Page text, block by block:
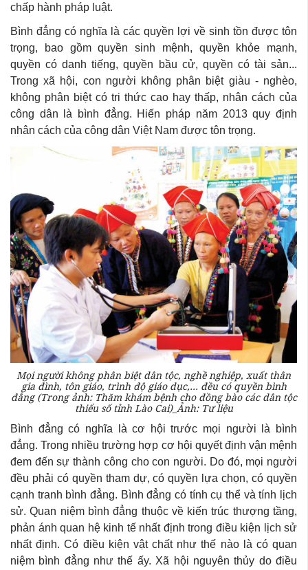
chấp hành pháp luật.
Bình đẳng có nghĩa là các quyền lợi về sinh tồn được tôn
trọng, bao gồm quyền sinh mệnh, quyền khỏe mạnh,
quyền có danh tiếng, quyền bầu cử, quyền có tài sản...
Trong xã hội, con người không phân biệt giàu - nghèo,
không phân biệt có tri thức cao hay thấp, nhân cách của
công dân là bình đẳng. Hiến pháp năm 2013 quy định
nhân cách của công dân Việt Nam được tôn trọng.
Mọi người không phân biệt dân tộc, nghề nghiệp, xuất thân
gia đình, tôn giáo, trình độ giáo dục,… đều có quyền bình
đẳng (Trong ảnh: Thăm khám bệnh cho đồng bào các dân tộc
thiểu số tỉnh Lào Cai)_Ảnh: Tư liệu
Bình đẳng có nghĩa là cơ hội trước mọi người là bình
đẳng. Trong nhiều trường hợp cơ hội quyết định vận mệnh
đem đến sự thành công cho con người. Do đó, mọi người
đều phải có quyền tham dự, có quyền lựa chọn, có quyền
cạnh tranh bình đẳng. Bình đẳng có tính cụ thể và tính lịch
sử. Quan niệm bình đẳng thuộc về kiến trúc thượng tầng,
phản ánh quan hệ kinh tế nhất định trong điều kiện lịch sử
nhất định. Có điều kiện vật chất như thế nào là có quan
niệm bình đẳng như thế ấy. Xã hội nguyên thủy do điều